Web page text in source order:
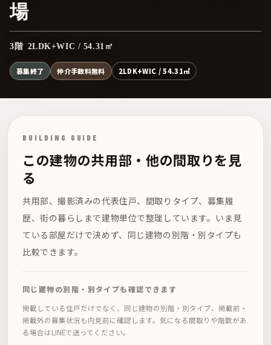
場
3階 2LDK+WIC / 54.31㎡
募集終了 仲介手数料無料 2LDK+WIC / 54.31㎡
BUILDING GUIDE
この建物の共用部・他の間取りを見
る
共用部、撮影済みの代表住戸、間取りタイプ、募集履
歴、街の暮らしまで建物単位で整理しています。いま見
ている部屋だけで決めず、同じ建物の別階・別タイプも
比較できます。
同じ建物の別階・別タイプも確認できます
掲載している住戸だけでなく、同じ建物の別階・別タイプ、掲載前・
掲載外の募集状況も内見前に確認します。気になる間取りや階数があ
る場合はLINEで送ってください。